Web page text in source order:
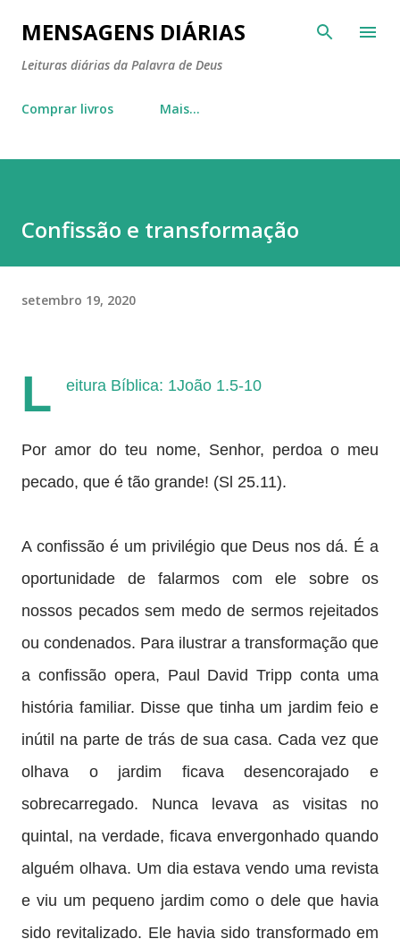
Pular para o conteúdo principal
MENSAGENS DIÁRIAS
Leituras diárias da Palavra de Deus
Comprar livros Mais…
Confissão e transformação
setembro 19, 2020
L eitura Bíblica: 1João 1.5-10
Por amor do teu nome, Senhor, perdoa o meu
pecado, que é tão grande! (Sl 25.11).
A confissão é um privilégio que Deus nos dá. É a
oportunidade de falarmos com ele sobre os
nossos pecados sem medo de sermos rejeitados
ou condenados. Para ilustrar a transformação que
a confissão opera, Paul David Tripp conta uma
história familiar. Disse que tinha um jardim feio e
inútil na parte de trás de sua casa. Cada vez que
olhava o jardim ficava desencorajado e
sobrecarregado. Nunca levava as visitas no
quintal, na verdade, ficava envergonhado quando
alguém olhava. Um dia estava vendo uma revista
e viu um pequeno jardim como o dele que havia
sido revitalizado. Ele havia sido transformado em